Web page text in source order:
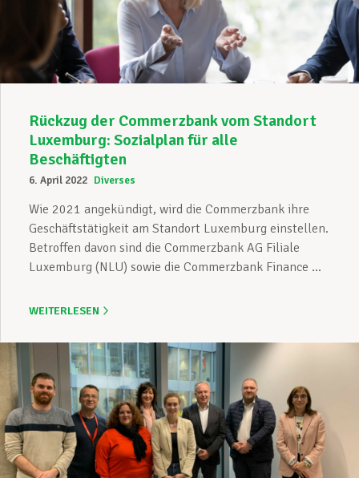
Unterstützung im Privatleben
Mitglied werden
Aktuell
Rückzug der Commerzbank vom Standort
Luxemburg: Sozialplan für alle
Beschäftigten
6. April 2022 Diverses
Wie 2021 angekündigt, wird die Commerzbank ihre
Geschäftstätigkeit am Standort Luxemburg einstellen.
Betroffen davon sind die Commerzbank AG Filiale
Luxemburg (NLU) sowie die Commerzbank Finance ...
WEITERLESEN